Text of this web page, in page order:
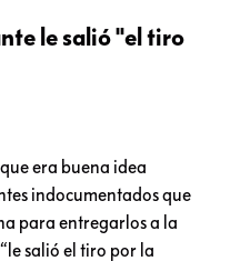
le salió "el tiro
era buena idea
indocumentados que
para entregarlos a la
salió el tiro por la